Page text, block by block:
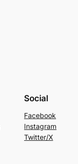
Social
Facebook
Instagram
Twitter/X